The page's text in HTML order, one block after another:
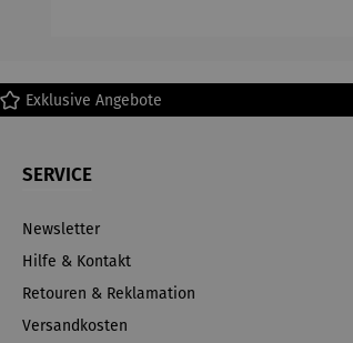
Exklusive Angebote
SERVICE
Newsletter
Hilfe & Kontakt
Retouren & Reklamation
Versandkosten